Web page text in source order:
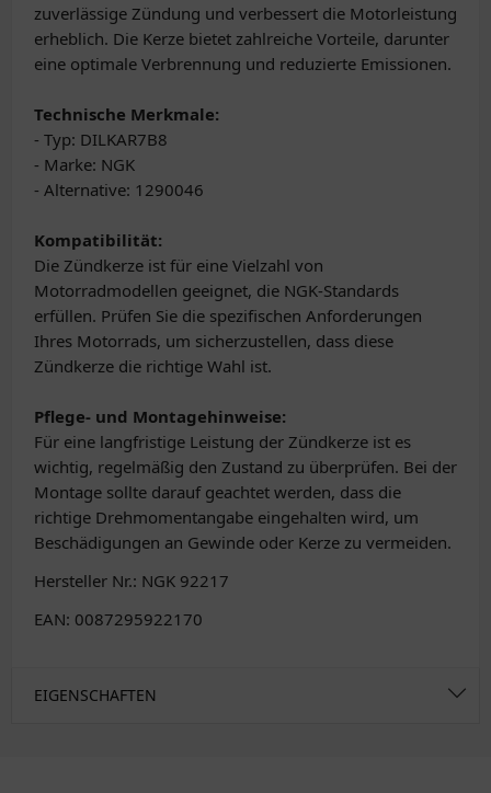
zuverlässige Zündung und verbessert die Motorleistung
erheblich. Die Kerze bietet zahlreiche Vorteile, darunter
eine optimale Verbrennung und reduzierte Emissionen.
Technische Merkmale:
- Typ: DILKAR7B8
- Marke: NGK
- Alternative: 1290046
Kompatibilität:
Die Zündkerze ist für eine Vielzahl von
Motorradmodellen geeignet, die NGK-Standards
erfüllen. Prüfen Sie die spezifischen Anforderungen
Ihres Motorrads, um sicherzustellen, dass diese
Zündkerze die richtige Wahl ist.
Pflege- und Montagehinweise:
Für eine langfristige Leistung der Zündkerze ist es
wichtig, regelmäßig den Zustand zu überprüfen. Bei der
Montage sollte darauf geachtet werden, dass die
richtige Drehmomentangabe eingehalten wird, um
Beschädigungen an Gewinde oder Kerze zu vermeiden.
Hersteller Nr.: NGK 92217
EAN: 0087295922170
EIGENSCHAFTEN